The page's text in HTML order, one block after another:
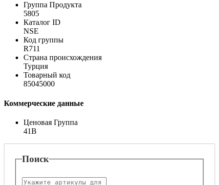
Группа Продукта
5805
Каталог ID
NSE
Код группы
R711
Страна происхождения
Турция
Товарный код
85045000
Коммерческие данные
Ценовая Группа
41B
Поиск